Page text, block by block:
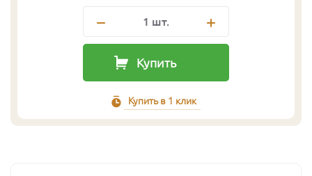
1 шт.
Купить
Купить в 1 клик